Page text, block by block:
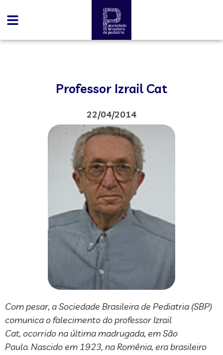
Professor Izrail Cat
22/04/2014
Com pesar, a Sociedade Brasileira de Pediatria (SBP)
comunica o falecimento do professor Izrail
Cat, ocorrido na última madrugada, em São
Paulo. Nascido em 1923, na Romênia, era brasileiro